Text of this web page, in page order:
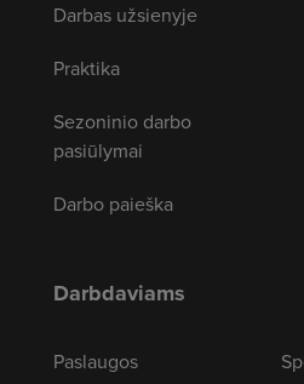
Darbas užsienyje
Praktika
Sezoninio darbo
pasiūlymai
Darbo paieška
Darbdaviams
Paslaugos